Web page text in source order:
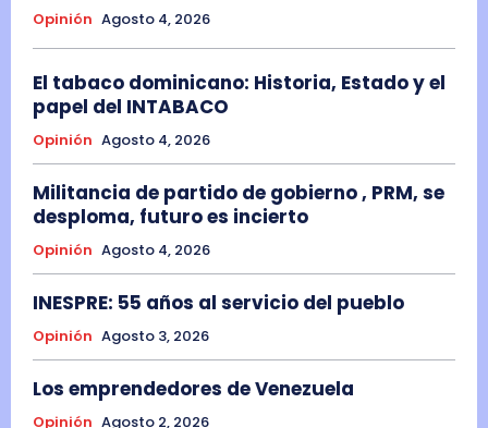
Opinión Agosto 4, 2026
El tabaco dominicano: Historia, Estado y el
papel del INTABACO
Opinión Agosto 4, 2026
Militancia de partido de gobierno , PRM, se
desploma, futuro es incierto
Opinión Agosto 4, 2026
INESPRE: 55 años al servicio del pueblo
Opinión Agosto 3, 2026
Los emprendedores de Venezuela
Opinión Agosto 2, 2026